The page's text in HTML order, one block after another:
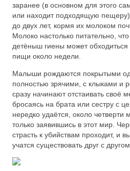
заранее (в основном для этого
или находит подходящую
до двух лет, кормя их молоком
Молоко настолько питательно,
детёныш гиены может обходиться
пищи около недели.
Малыши рождаются покрытыми
полностью зрячими, с клыками и
сразу начинают отстаивать своё
бросаясь на брата или сестру с
нередко удаётся, около четверти
только заявившись в этот мир.
страсть к убийствам проходит, и
учатся существовать друг с другом.